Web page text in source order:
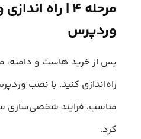
مرحله ۴ | راه‌
وردپرس
پس از خرید هاست و دامنه،
راه‌اندازی کنید. با نصب
مناسب، فرایند شخصی‌سازی
کرد.